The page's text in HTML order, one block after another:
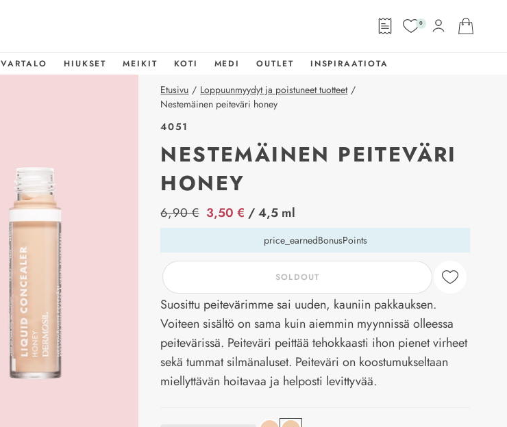
0
VARTALO HIUKSET MEIKIT KOTI MEDI OUTLET INSPIRAATIOTA
Etusivu / Loppuunmyydyt ja poistuneet tuotteet /
Nestemäinen peiteväri honey
4051
NESTEMÄINEN PEITEVÄRI
HONEY
price_label
6,90 € 3,50 € / 4,5 ml
price_earnedBonusPoints
SOLDOUT
Suosittu peitevärimme sai uuden, kauniin pakkauksen.
Voiteen sisältö on sama kuin aiemmin myynnissä olleessa
peitevärissä. Peiteväri peittää tehokkaasti ihon pienet virheet
sekä tummat silmänaluset. Peiteväri on koostumukseltaan
miellyttävän hoitavaa ja helposti levittyvää.